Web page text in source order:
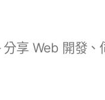
享 Web 開發、